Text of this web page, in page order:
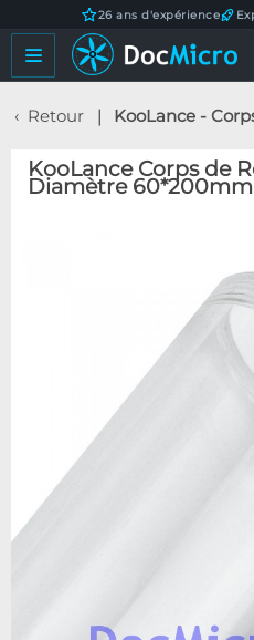
26 ans d'expérience
Retour KooLance - Corps de
KooLance Corps de
Diamètre 60*200mm